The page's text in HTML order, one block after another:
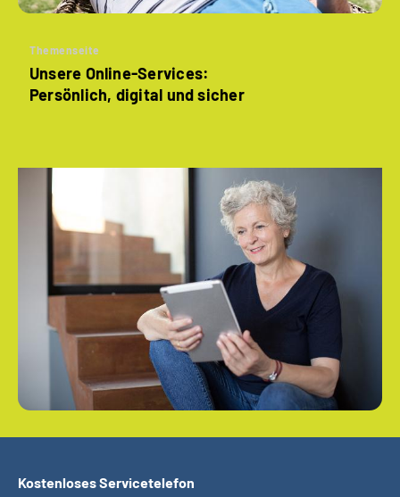
Themenseite
Unsere Online-Services:
Persönlich, digital und sicher
Kostenloses Servicetelefon